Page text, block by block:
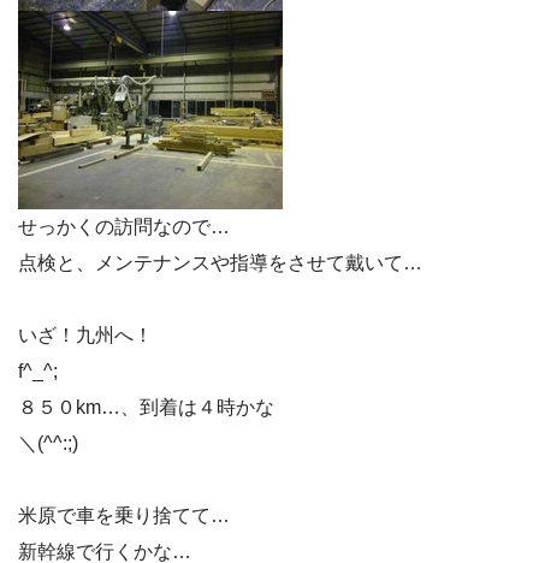
せっかくの訪問なので…
点検と、メンテナンスや指導をさせて戴いて…
いざ！九州へ！
f^_^;
８５０km…、到着は４時かな
＼(^^:;)
米原で車を乗り捨てて…
新幹線で行くかな…